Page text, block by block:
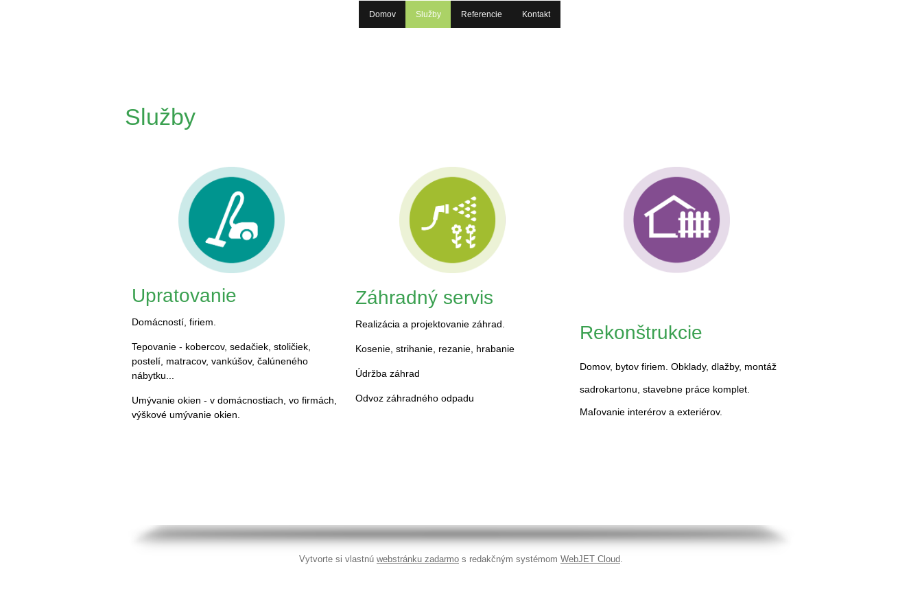
Domov Služby Referencie Kontakt
Služby
Upratovanie
Domácností, firiem.
Tepovanie - kobercov, sedačiek, stoličiek,
postelí, matracov, vankúšov, čalúneného
nábytku...
Umývanie okien - v domácnostiach, vo firmách,
výškové umývanie okien.
Záhradný servis
Realizácia a projektovanie záhrad.
Kosenie, strihanie, rezanie, hrabanie
Údržba záhrad
Odvoz záhradného odpadu
Rekonštrukcie
Domov, bytov firiem. Obklady, dlažby, montáž
sadrokartonu, stavebne práce komplet.
Maľovanie interérov a exteriérov.
Vytvorte si vlastnú webstránku zadarmo s redakčným systémom WebJET Cloud.